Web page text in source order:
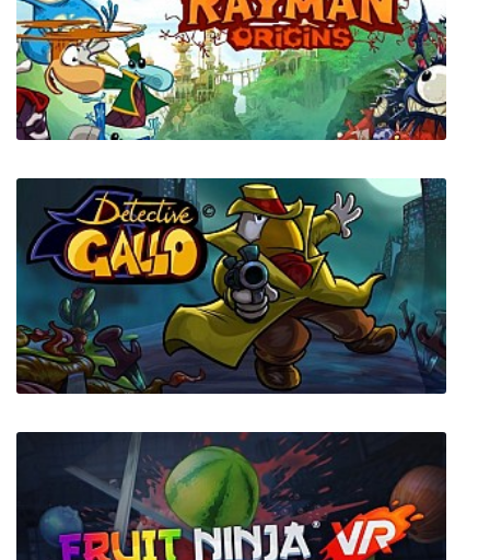
Whats wrong with me?
Rayman Origins